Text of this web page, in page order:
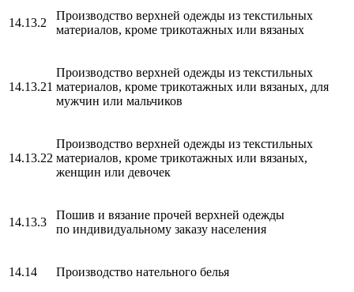
14.13.2
Производство верхней одежды из текстильных
материалов, кроме трикотажных или вязаных
14.13.21
Производство верхней одежды из текстильных
материалов, кроме трикотажных или вязаных, для
мужчин или мальчиков
14.13.22
Производство верхней одежды из текстильных
материалов, кроме трикотажных или вязаных,
женщин или девочек
14.13.3
Пошив и вязание прочей верхней одежды
по индивидуальному заказу населения
14.14 Производство нательного белья